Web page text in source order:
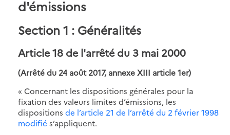
d'émissions
Section 1 : Généralités
Article 18 de l'arrêté du 3 mai 2000
(Arrêté du 24 août 2017, annexe XIII article 1er)
« Concernant les dispositions générales pour la
fixation des valeurs limites d’émissions, les
dispositions de l’article 21 de l’arrêté du 2 février 1998
modifié s’appliquent.